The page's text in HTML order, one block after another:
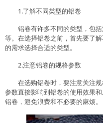
1.了解不同类型的铝卷
铝卷有许多不同的类型，包
等。在选择铝卷之前，首先要了
的需求选择合适的类型。
2.注意铝卷的规格参数
在选购铝卷时，要注意关注
参数直接影响到铝卷的使用效果
铝卷，避免浪费和不必要的麻烦。